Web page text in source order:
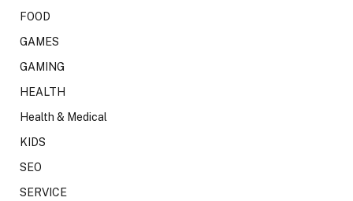
FOOD
GAMES
GAMING
HEALTH
Health & Medical
KIDS
SEO
SERVICE